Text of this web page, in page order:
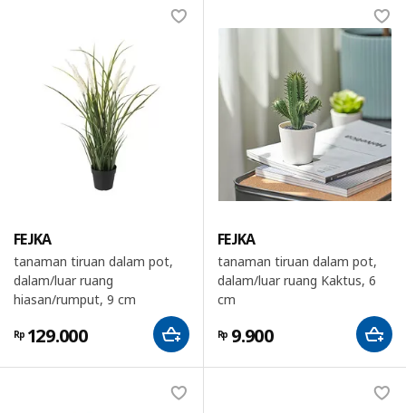
FEJKA
tanaman tiruan dalam pot,
dalam/luar ruang
hiasan/rumput, 9 cm
Rp 129.000
FEJKA
tanaman tiruan dalam pot,
dalam/luar ruang Kaktus, 6
cm
Rp 9.900